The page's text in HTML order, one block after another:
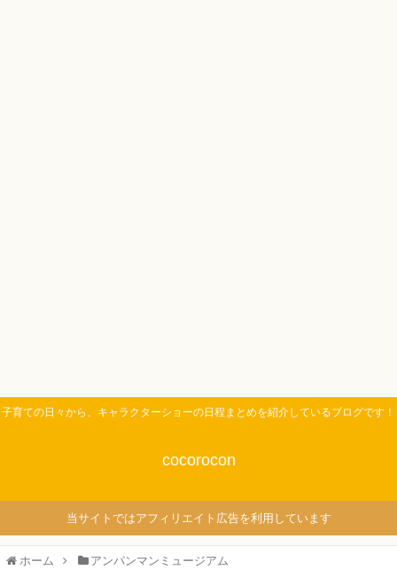
子育ての日々から、キャラクターショーの日程まとめを紹介しているブログです！
cocorocon
当サイトではアフィリエイト広告を利用しています
ホーム アンパンマンミュージアム